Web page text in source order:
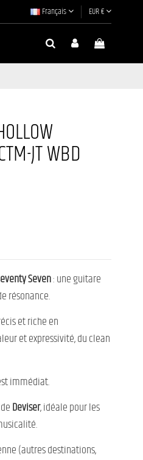
Français EUR €
JT WBD
Seven: une guitare
résonance.
et riche en
et expressivité, du clean
immédiat.
Deviser, idéale pour les
(autres destinations,